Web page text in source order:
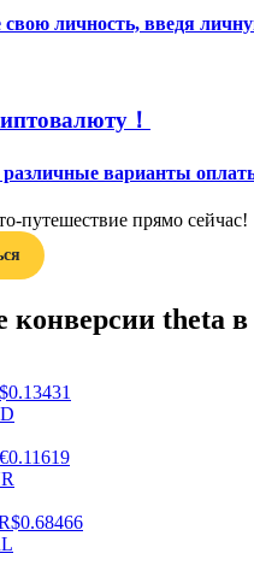
для начинающих по фьючерсам
прибыльным
свою личность, введя
！
различные варианты
путешествие прямо сейчас!
конверсии theta
$0.13431
€0.11619
0.68466